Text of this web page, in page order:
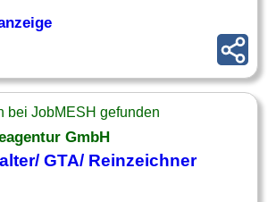
bei JobMESH gefunden
GmbH
GTA/ Reinzeichner